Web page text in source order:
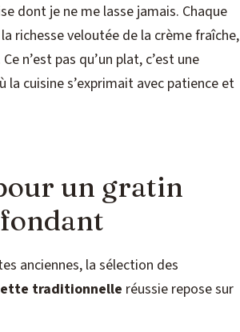
dont je ne me lasse jamais. Chaque
richesse veloutée de la crème fraîche,
n’est pas qu’un plat, c’est une
cuisine s’exprimait avec patience et
un gratin
anciennes, la sélection des
traditionnelle réussie repose sur